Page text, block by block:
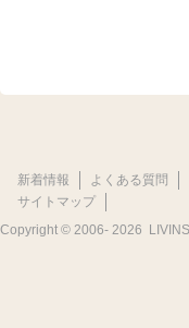
新着情報 よくある質問
サイトマップ
Copyright © 2006- 2026